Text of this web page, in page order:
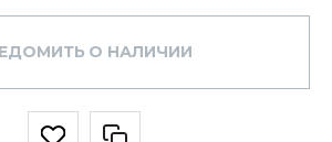
О НАЛИЧИИ